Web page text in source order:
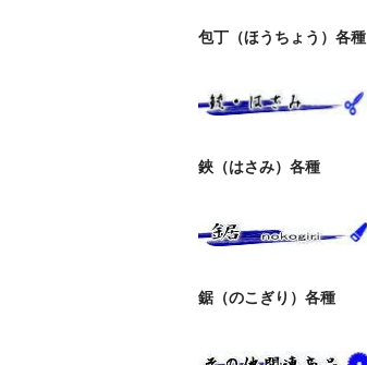
包丁（ほうちょう）各種
鋏（はさみ）各種
鋸（のこぎり）各種